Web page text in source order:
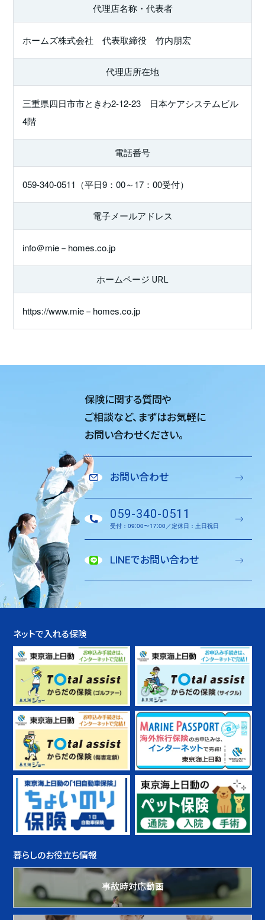
代理店名称・代表者
ホームズ株式会社 代表取締役 竹内朋宏
代理店所在地
三重県四日市市ときわ2-12-23 日本ケアシステムビル
4階
電話番号
059-340-0511（平日9：00～17：00受付）
電子メールアドレス
info＠mie－homes.co.jp
ホームページ URL
https://www.mie－homes.co.jp
保険に関する質問や
ご相談など、 まずはお気軽に
お問い合わせください。
お問い合わせ
059-340-0511
受付：09:00〜17:00／定休日：土日祝日
LINEでお問い合わせ
ネットで入れる保険
暮らしのお役立ち情報
事故時対応動画